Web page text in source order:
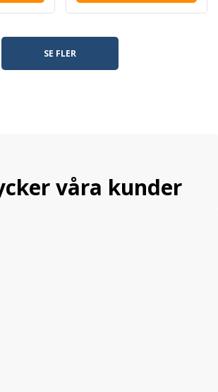
SE FLER
våra kunder